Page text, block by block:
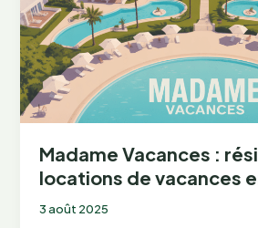
aux
coordonnées
latitude
34.307701,
longitude
35.996101
Madame Vacances :
locations de vacances
3 août 2025